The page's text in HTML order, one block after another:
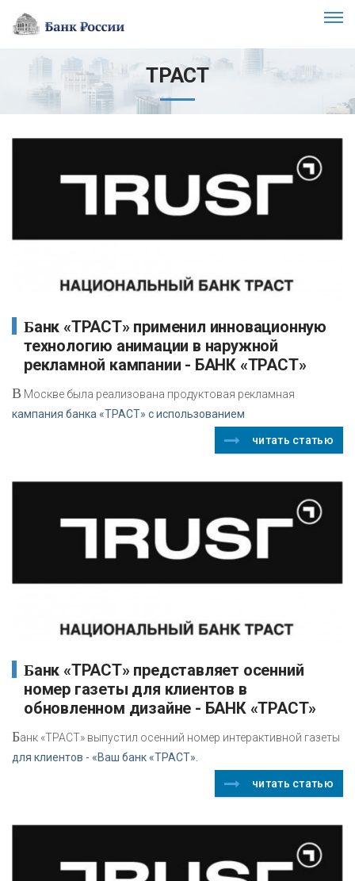
ТРАСТ
Банк «ТРАСТ» применил инновационную
технологию анимации в наружной
рекламной кампании - БАНК «ТРАСТ»
В Москве была реализована продуктовая рекламная
кампания банка «ТРАСТ» с использованием
читать статью
Банк «ТРАСТ» представляет осенний
номер газеты для клиентов в
обновленном дизайне - БАНК «ТРАСТ»
Банк «ТРАСТ» выпустил осенний номер интерактивной газеты
для клиентов - «Ваш банк «ТРАСТ».
читать статью